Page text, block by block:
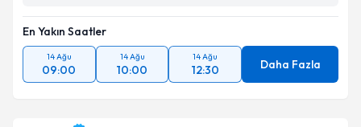
En Yakın Saatler
14 Ağu
09:00
14 Ağu
10:00
14 Ağu
12:30 Daha Fazla